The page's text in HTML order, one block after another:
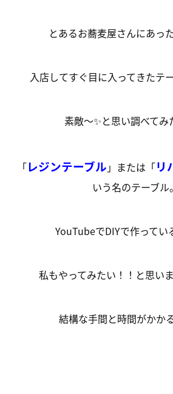
とあるお蕎麦屋さんにあっ
入店してすぐ目に入ってきたテ
素敵～✨と思い調べてみ
「レジンテーブル 」または「リ
いう名のテーブル。
YouTubeでDIYで作ってい
私もやってみたい！！と思い
結構な手間と時間がかかる